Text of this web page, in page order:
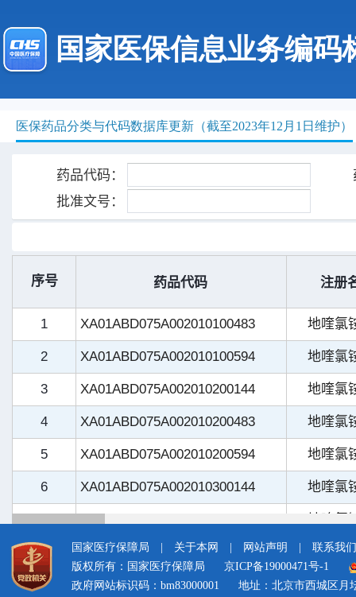
国家医保信息业务编码
医保药品分类与代码数据库更新（截至2023年12月1日维护）
国家医疗保障局 关于本网 网站声明
联系我们
版权所有：国家医疗保障局
京ICP备19000471号-1
政府网站标识码：bm83000001
地址：北京市西城区月